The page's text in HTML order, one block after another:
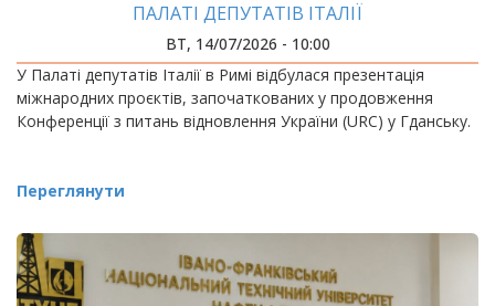
ПАЛАТІ ДЕПУТАТІВ ІТАЛІЇ
ВТ, 14/07/2026 - 10:00
У Палаті депутатів Італії в Римі відбулася презентація
міжнародних проєктів, започаткованих у продовження
Конференції з питань відновлення України (URC) у Гданську.
Переглянути